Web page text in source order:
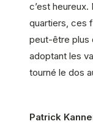
c’est
quartiers, ces
peut-être plus
adoptant les
tourné le dos
Patrick